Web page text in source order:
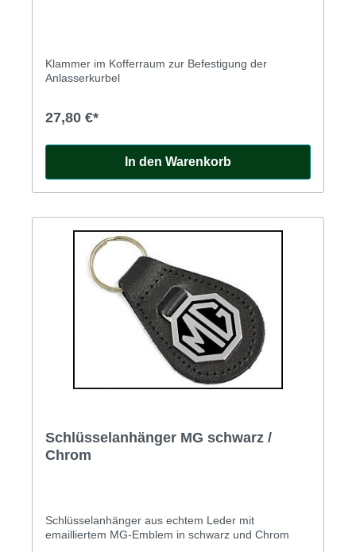
Klammer im Kofferraum zur Befestigung der
Anlasserkurbel
27,80 €*
In den Warenkorb
Schlüsselanhänger MG schwarz /
Chrom
Schlüsselanhänger aus echtem Leder mit
emailliertem MG-Emblem in schwarz und Chrom